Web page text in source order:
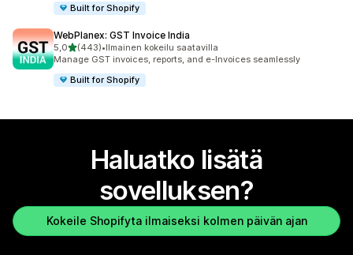
Built for Shopify
WebPlanex: GST Invoice India
5,0/ 5 tähteä
(443)
443 arvostelua yhteensä
•Ilmainen kokeilu saatavilla
Manage GST invoices, reports, and e-Invoices seamlessly
Built for Shopify
Haluatko lisätä
sovelluksen?
Kokeile Shopifyta ilmaiseksi kolmen päivän ajan